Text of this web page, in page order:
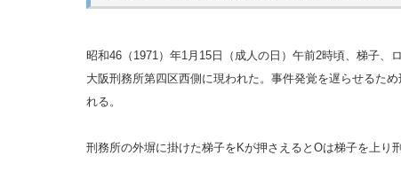
昭和46（1971）年1月15日（成人の日）午前2時頃、梯子、
大阪刑務所第四区西側に現われた。事件発覚を遅らせるた
れる。
刑務所の外塀に掛けた梯子をKが押さえるとOは梯子を上り